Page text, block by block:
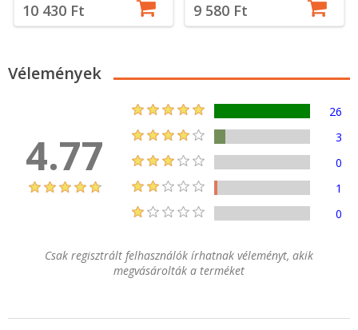
10 430 Ft 9 580 Ft
Vélemények
4.77
26
3
0
1
0
Csak regisztrált felhasználók írhatnak véleményt, akik
megvásárolták a terméket